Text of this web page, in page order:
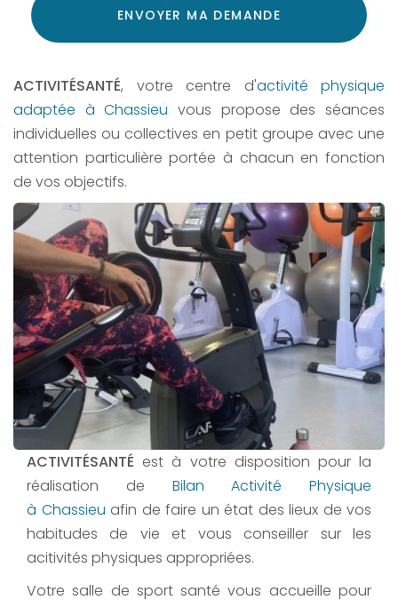
RGPD
ENVOYER MA DEMANDE
ACTIVITÉSANTÉ, votre centre d'activité physique
adaptée à Chassieu vous propose des séances
individuelles ou collectives en petit groupe avec une
attention particulière portée à chacun en fonction
de vos objectifs.
ACTIVITÉSANTÉ est à votre disposition pour la
réalisation de Bilan Activité Physique
à Chassieu afin de faire un état des lieux de vos
habitudes de vie et vous conseiller sur les
acitivités physiques appropriées.
Votre salle de sport santé vous accueille pour